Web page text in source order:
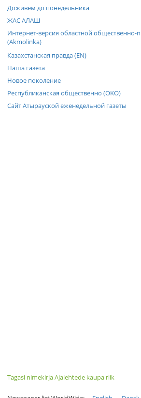
Доживем до понедельника
ЖАС АЛАШ
Интернет-версия областной общественно-
(Akmolinka)
Казахстанская правда (EN)
Наша газета
Новое поколение
Республиканская общественно (OKO)
Сайт Атырауской еженедельной газеты
Tagasi nimekirja Ajalehtede kaupa riik